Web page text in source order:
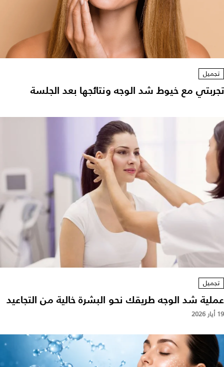
تجميل
تجربتي مع خيوط شد الوجه ونتائجها بعد الجلسة
تجميل
عملية شد الوجه طريقك نحو البشرة خالية من التجاعيد
19 أيار 2026